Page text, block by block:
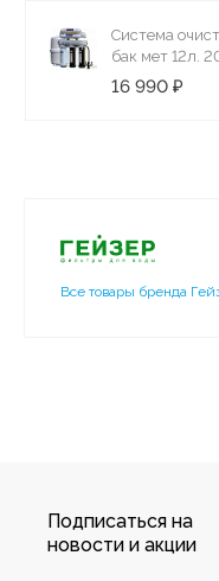
Система
бак мет 12л.
16 990 ₽
Все товары бренда
Подписаться на
новости и акции